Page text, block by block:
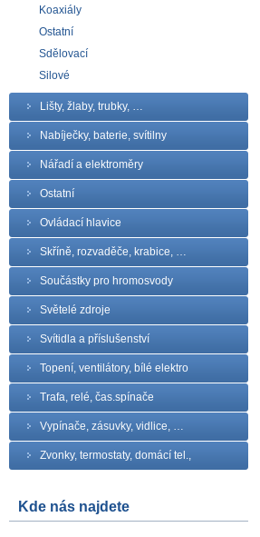
Koaxiály
Ostatní
Sdělovací
Silové
Lišty, žlaby, trubky, …
Nabíječky, baterie, svítilny
Nářadí a elektroměry
Ostatní
Ovládací hlavice
Skříně, rozvaděče, krabice, …
Součástky pro hromosvody
Světelé zdroje
Svítidla a příslušenství
Topení, ventilátory, bílé elektro
Trafa, relé, čas.spínače
Vypínače, zásuvky, vidlice, …
Zvonky, termostaty, domácí tel.,
Kde nás najdete